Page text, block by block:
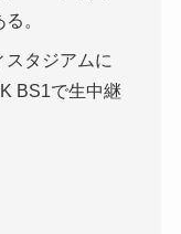
。
スタジアムに
BS1で生中継